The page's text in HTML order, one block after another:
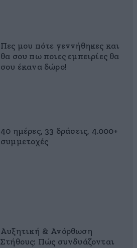
Πες μου πότε γεννήθηκες και
θα σου πω ποιες εμπειρίες θα
σου έκανα δώρο!
40 ημέρες, 33 δράσεις, 4.000+
συμμετοχές
Αυξητική & Ανόρθωση
Στήθους: Πώς συνδυάζονται